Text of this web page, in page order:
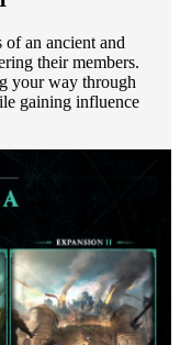
of an ancient and
their members.
your way through
gaining influence